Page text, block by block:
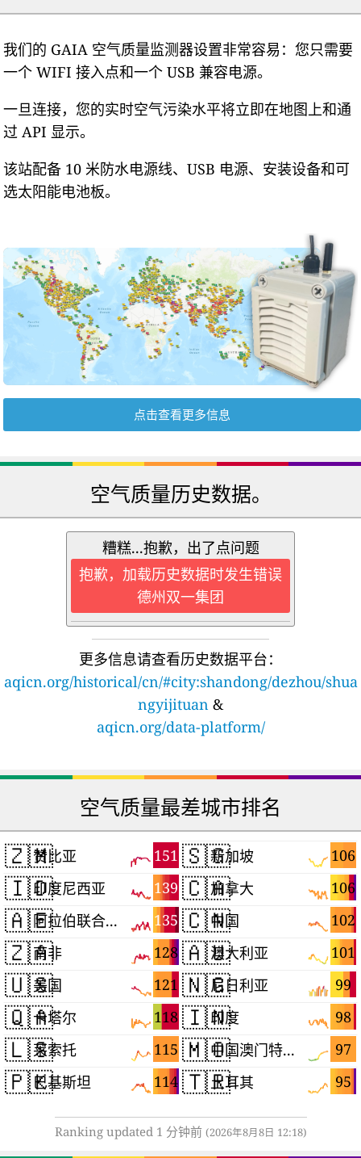
我们的 GAIA 空气质量监测器设置非常容易：您只需要
一个 WIFI 接入点和一个 USB 兼容电源。
一旦连接，您的实时空气污染水平将立即在地图上和通
过 API 显示。
该站配备 10 米防水电源线、USB 电源、安装设备和可
选太阳能电池板。
点击查看更多信息
空气质量历史数据。
糟糕...抱歉，出了点问题
抱歉，加载历史数据时发生错误
德州双一集团
更多信息请查看历史数据平台：
aqicn.org/historical/cn/#city:shandong/dezhou/shua
ngyijituan &
aqicn.org/data-platform/
空气质量最差城市排名
🇿🇲 151
赞比亚
🇮🇩 139
印度尼西亚
🇦🇪 135
阿拉伯联合酋长国
🇿🇦 128
南非
🇺🇸 121
美国
🇶🇦 118
卡塔尔
🇱🇸 115
莱索托
🇵🇰 114
巴基斯坦
🇸🇬 106
新加坡
🇨🇦 106
加拿大
🇨🇳 102
中国
🇦🇺 101
澳大利亚
🇳🇬 99
尼日利亚
🇮🇳 98
印度
🇲🇴 97
中国澳门特别行政区
🇹🇷 95
土耳其
Ranking updated 1 分钟前 (2026年8月8日 12:18)